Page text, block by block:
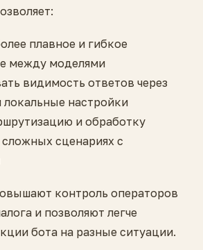
плавное и гибкое
между моделями
видимость ответов через
локальные настройки
и обработку
сценариях с
контроль операторов
и позволяют легче
бота на разные ситуации.